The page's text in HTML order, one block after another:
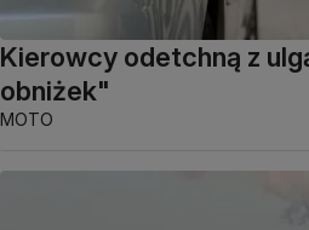
Kierowcy odetchną z
obniżek"
MOTO